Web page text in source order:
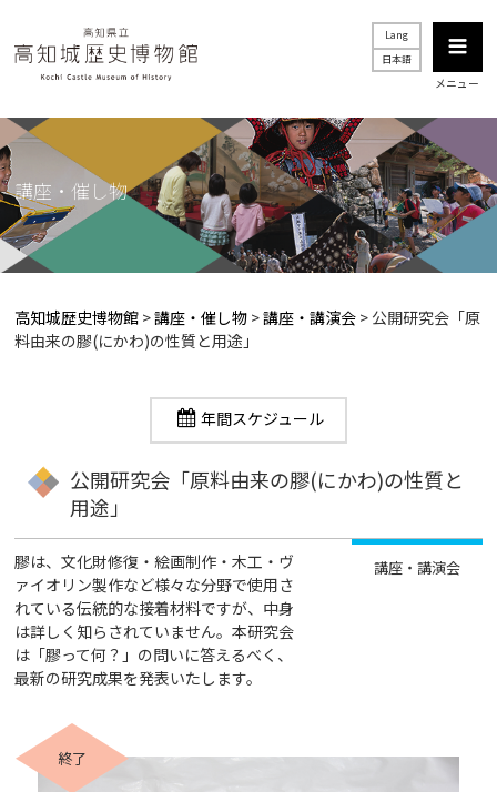
Lang
日本語
メニュー
講座・催し物
高知城歴史博物館 >講座・催し物 >講座・講演会 > 公開研究会「原
料由来の膠(にかわ)の性質と用途」
年間スケジュール
公開研究会「原料由来の膠(にかわ)の性質と
用途」
膠は、文化財修復・絵画制作・木工・ヴ
ァイオリン製作など様々な分野で使用さ
れている伝統的な接着材料ですが、中身
は詳しく知らされていません。本研究会
は「膠って何？」の問いに答えるべく、
最新の研究成果を発表いたします。
講座・講演会
終了